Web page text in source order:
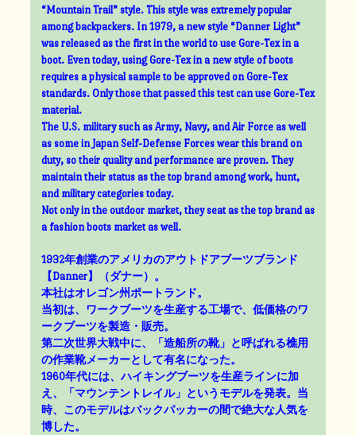
“Mountain Trail” style. This style was extremely popular
among backpackers. In 1979, a new style “Danner Light”
was released as the first in the world to use Gore-Tex in a
boot. Even today, using Gore-Tex in a new style of boots
requires a physical sample to be approved on Gore-Tex
standards. Only those that passed this test can use Gore-Tex
material.
The U.S. military such as Army, Navy, and Air Force as well
as some in Japan Self-Defense Forces wear this brand on
duty, so their quality and performance are proven. They
maintain their status as the top brand among work, hunt,
and military categories today.
Not only in the outdoor market, they seat as the top brand as
a fashion boots market as well.
1932年創業のアメリカのアウトドアブーツブランド
【Danner】（ダナー）。
本社はオレゴン州ポートランド。
当初は、ワークブーツを生産する工場で、低価格のワ
ークブーツを製造・販売。
第二次世界大戦中に、「造船所の靴」と呼ばれる樵用
の作業靴メーカーとして有名になった。
1960年代には、ハイキングブーツを生産ラインに加
え、「マウンテントレイル」というモデルを発表。当
時、このモデルはバックパッカーの間で絶大な人気を
博した。